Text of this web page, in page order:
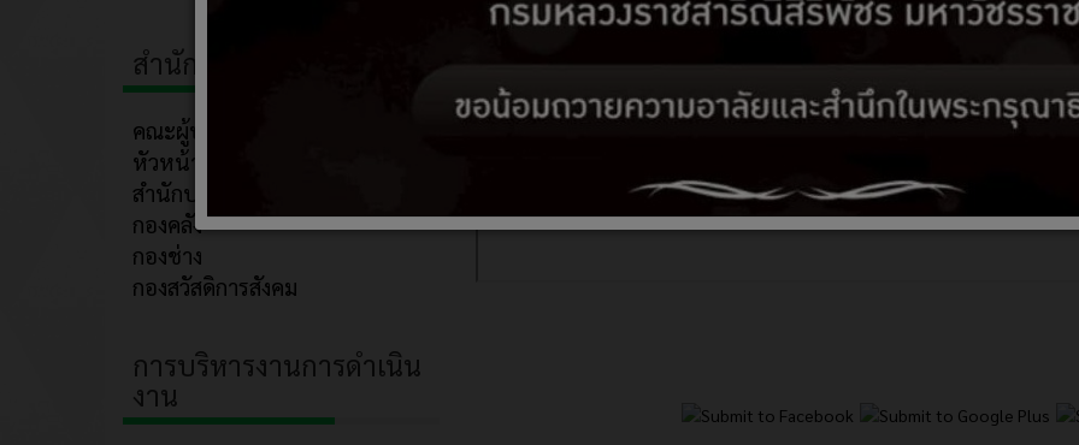
สำนักงาน/เจ้าหน้าที่
คณะผู้บริหาร/สมาชิก
หัวหน้าส่วน/กอง
สำนักปลัด
กองคลัง
กองช่าง
กองสวัสดิการสังคม
การบริหารงานการดำเนิน
งาน